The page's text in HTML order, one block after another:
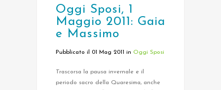
Oggi Sposi, 1
Maggio 2011: Gaia
e Massimo
Pubblicato il 01 Mag 2011 in Oggi Sposi
Trascorsa la pausa invernale e il
periodo sacro della Quaresima, anche